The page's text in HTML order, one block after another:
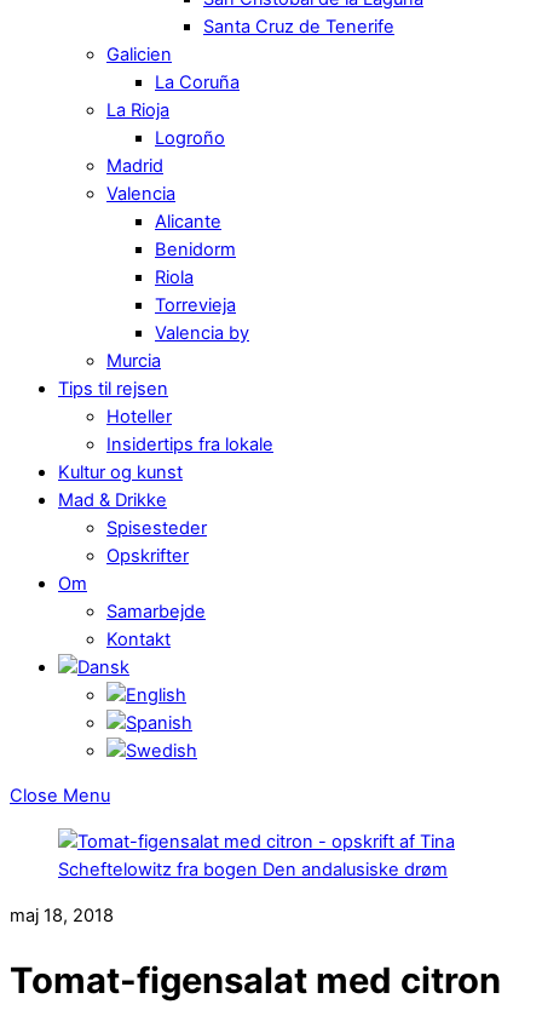
Santa Cruz de Tenerife
Galicien
La Coruña
La Rioja
Logroño
Madrid
Valencia
Alicante
Benidorm
Riola
Torrevieja
Valencia by
Murcia
Tips til rejsen
Hoteller
Insidertips fra lokale
Kultur og kunst
Mad & Drikke
Spisesteder
Opskrifter
Om
Samarbejde
Kontakt
Close Menu
maj 18, 2018
Tomat-figensalat med citron